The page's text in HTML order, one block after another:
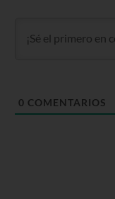
0 COMENTARIOS